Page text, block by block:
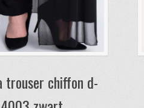
trouser chiffon d-